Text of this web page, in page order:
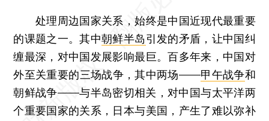
处理周边国家关系，始终是中国近现代最重要
的课题之一。其中朝鲜半岛引发的矛盾，让中国纠
缠最深，对中国发展影响最巨。百多年来，中国对
外至关重要的三场战争，其中两场——甲午战争和
朝鲜战争——与半岛密切相关，对中国与太平洋两
个重要国家的关系，日本与美国，产生了难以弥补